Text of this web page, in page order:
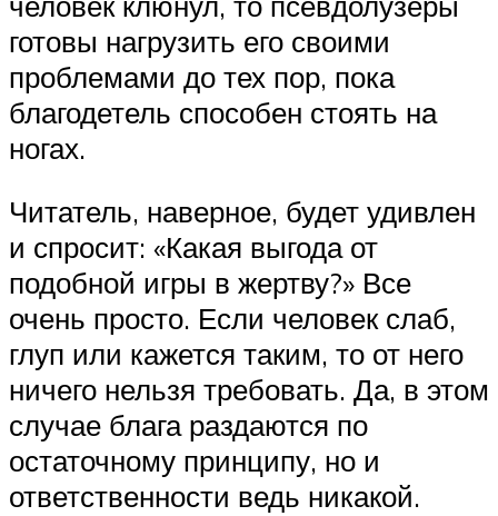
готовы нагрузить его своими
проблемами до тех пор, пока
благодетель способен стоять на
ногах.
Читатель, наверное, будет удивлен
и спросит: «Какая выгода от
подобной игры в жертву?» Все
очень просто. Если человек слаб,
глуп или кажется таким, то от него
ничего нельзя требовать. Да, в этом
случае блага раздаются по
остаточному принципу, но и
ответственности ведь никакой.